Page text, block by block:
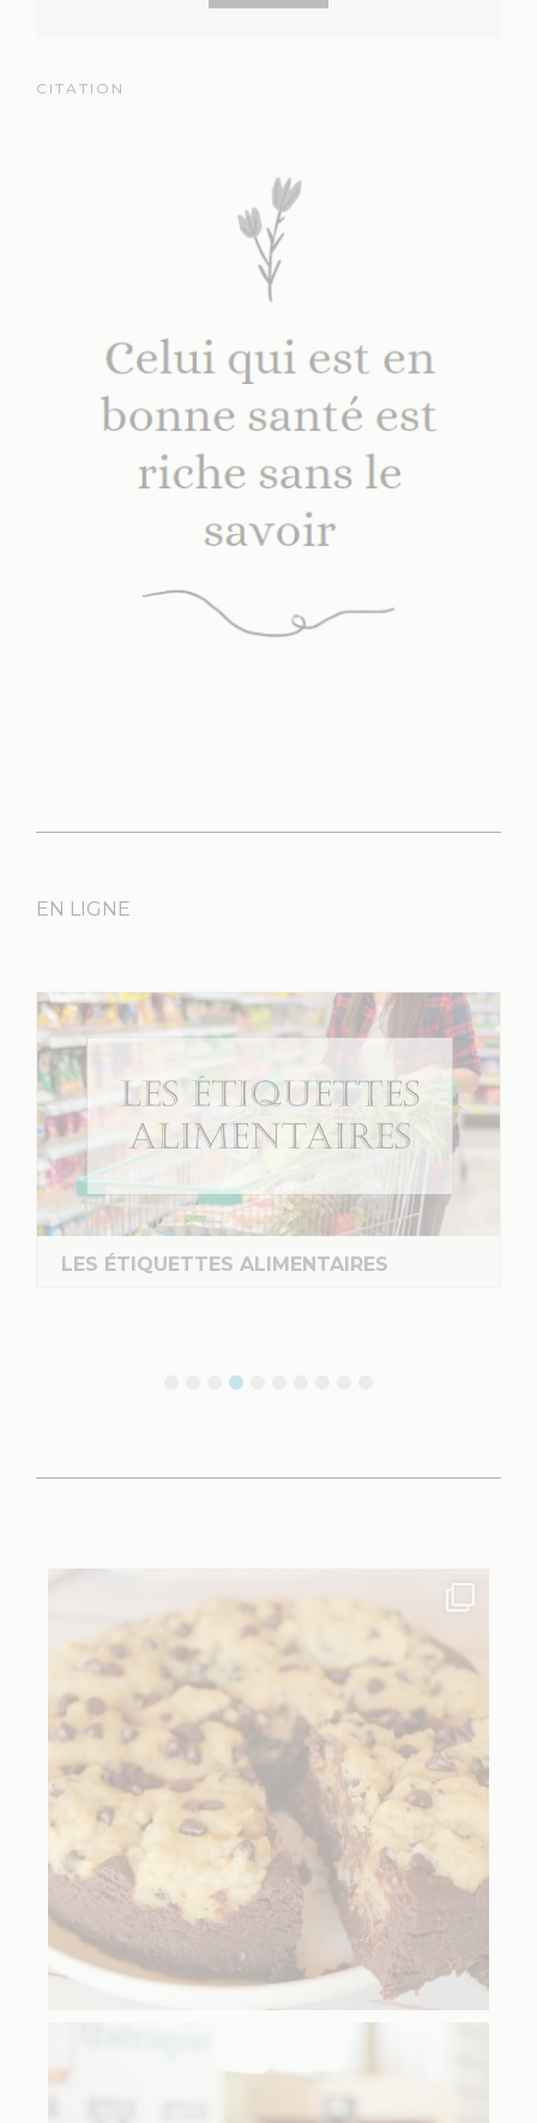
CITATION
EN LIGNE
LES ÉTIQUETTES ALIMENTAIRES